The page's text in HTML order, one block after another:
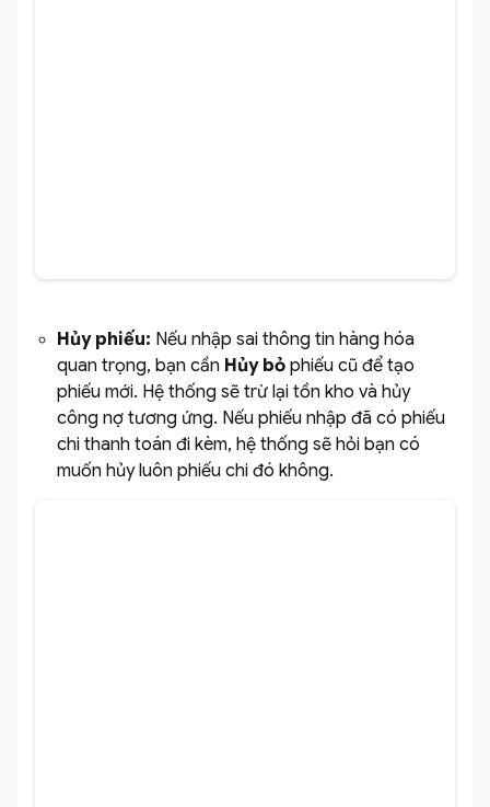
Hủy phiếu: Nếu nhập sai thông tin hàng hóa
quan trọng, bạn cần Hủy bỏ phiếu cũ để tạo
phiếu mới. Hệ thống sẽ trừ lại tồn kho và hủy
công nợ tương ứng. Nếu phiếu nhập đã có phiếu
chi thanh toán đi kèm, hệ thống sẽ hỏi bạn có
muốn hủy luôn phiếu chi đó không.